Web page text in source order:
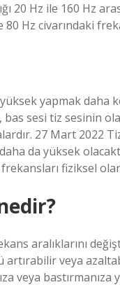
20 Hz ile 160 Hz
80 Hz civarındaki
yapmak daha
bas sesi tiz sesinin
27 Mart 2022
da yüksek
fiziksel
aralıklarını
veya
veya bastırmanıza